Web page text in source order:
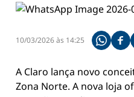
10/03/2026 às 14:25
A Claro lança novo
Zona Norte. A nova loja